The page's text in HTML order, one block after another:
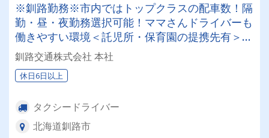
※釧路勤務※市内ではトップクラスの配車数！隔
勤・昼・夜勤務選択可能！ママさんドライバーも
働きやすい環境＜託児所・保育園の提携先有＞未
経験者には給料保証制度も適用◎安心してタクシ
ー乗務スタート可能！
釧路交通株式会社 本社
休日6日以上
タクシードライバー
北海道釧路市